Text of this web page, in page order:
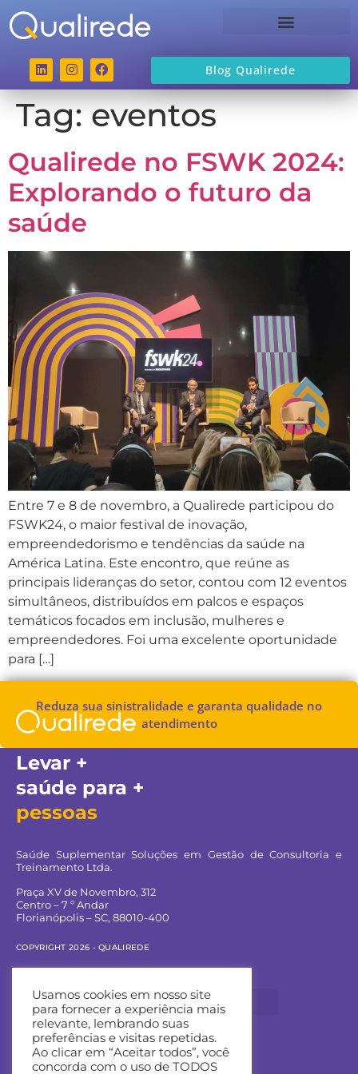
Blog Qualirede
Tag:eventos
Qualirede no FSWK 2024:
Explorando o futuro da
saúde
Entre 7 e 8 de novembro, a Qualirede participou do
FSWK24, o maior festival de inovação,
empreendedorismo e tendências da saúde na
América Latina. Este encontro, que reúne as
principais lideranças do setor, contou com 12 eventos
simultâneos, distribuídos em palcos e espaços
temáticos focados em inclusão, mulheres e
empreendedores. Foi uma excelente oportunidade
para […]
Reduza sua sinistralidade e garanta qualidade no
atendimento
Levar +
saúde para +
pessoas
Saúde Suplementar Soluções em Gestão de Consultoria e
Treinamento Ltda.
Praça XV de Novembro, 312
Centro – 7 º Andar
Florianópolis – SC, 88010-400
COPYRIGHT 2026 - QUALIREDE
Entre em contato:
Usamos cookies em nosso site
para fornecer a experiência mais
relevante, lembrando suas
preferências e visitas repetidas.
Ao clicar em “Aceitar todos”, você
concorda com o uso de TODOS